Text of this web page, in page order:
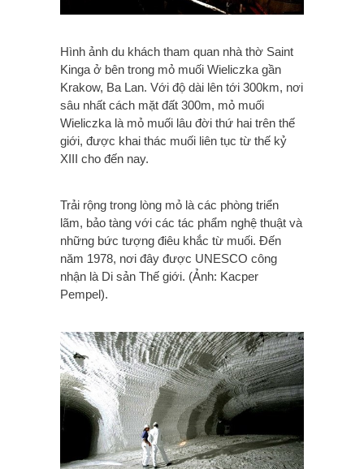
Hình ảnh du khách tham quan nhà thờ Saint
Kinga ở bên trong mỏ muối Wieliczka gần
Krakow, Ba Lan. Với độ dài lên tới 300km, nơi
sâu nhất cách mặt đất 300m, mỏ muối
Wieliczka là mỏ muối lâu đời thứ hai trên thế
giới, được khai thác muối liên tục từ thế kỷ
XIII cho đến nay.
Trải rộng trong lòng mỏ là các phòng triển
lãm, bảo tàng với các tác phẩm nghệ thuật và
những bức tượng điêu khắc từ muối. Đến
năm 1978, nơi đây được UNESCO công
nhận là Di sản Thế giới. (Ảnh: Kacper
Pempel).